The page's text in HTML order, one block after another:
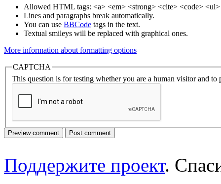
Allowed HTML tags: <a> <em> <strong> <cite> <code>
Lines and paragraphs break automatically.
You can use BBCode tags in the text.
Textual smileys will be replaced with graphical ones.
More information about formatting options
CAPTCHA
This question is for testing whether you are a human visitor and to
Поддержите проект.